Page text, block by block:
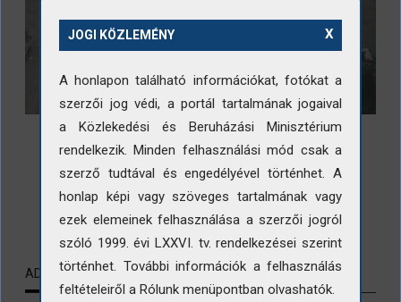
LETÖLTÉS
ADATLAP KAPCSOLÓDÓ TARTALMAK
X
JOGI KÖZLEMÉNY
A honlapon található információkat, fotókat a
szerzői jog védi, a portál tartalmának jogaival
a Közlekedési és Beruházási Minisztérium
rendelkezik. Minden felhasználási mód csak a
szerző tudtával és engedélyével történhet. A
honlap képi vagy szöveges tartalmának vagy
ezek elemeinek felhasználása a szerzői jogról
szóló 1999. évi LXXVI. tv. rendelkezései szerint
történhet. További információk a felhasználás
feltételeiről a Rólunk menüpontban olvashatók.